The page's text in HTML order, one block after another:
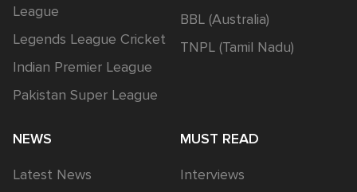
League
Legends League Cricket
Indian Premier League
Pakistan Super League
BBL (Australia)
TNPL (Tamil Nadu)
NEWS
Latest News
MUST READ
Interviews